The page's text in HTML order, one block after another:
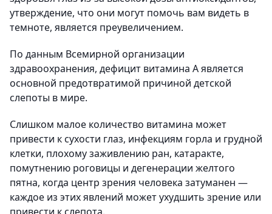
утверждение, что они могут помочь вам видеть в
темноте, является преувеличением.
По данным Всемирной организации
здравоохранения, дефицит витамина А является
основной предотвратимой причиной детской
слепоты в мире.
Слишком малое количество витамина может
привести к сухости глаз, инфекциям горла и грудной
клетки, плохому заживлению ран, катаракте,
помутнению роговицы и дегенерации желтого
пятна, когда центр зрения человека затуманен —
каждое из этих явлений может ухудшить зрение или